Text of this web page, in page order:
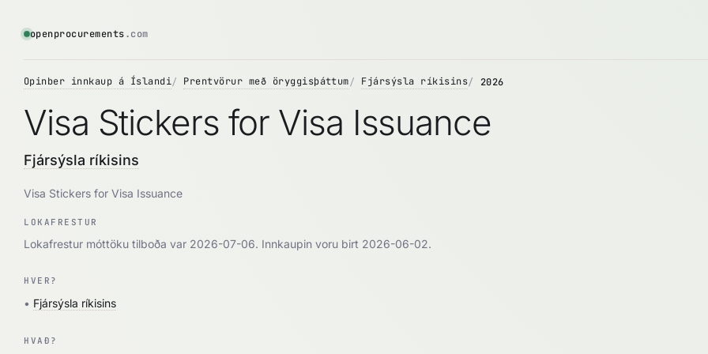
openprocurements.com
Opinber innkaup á Íslandi Prentvörur með öryggisþáttum Fjársýsla ríkisins 2026
Visa Stickers for Visa Issuance
Fjársýsla ríkisins
Visa Stickers for Visa Issuance
LOKAFRESTUR
Lokafrestur móttöku tilboða var 2026-07-06. Innkaupin voru birt 2026-06-02.
HVER?
• Fjársýsla ríkisins
HVAÐ?